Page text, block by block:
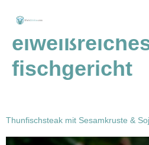
Schlagwort:
fischgericht
Thunfischsteak mit Sesamkruste &